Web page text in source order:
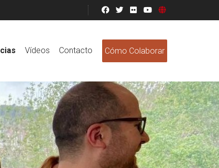
Vídeos Contacto Cómo Colaborar